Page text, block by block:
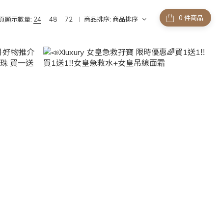
件商品
顯示數量: 24 48 72 商品排序: 商品排序